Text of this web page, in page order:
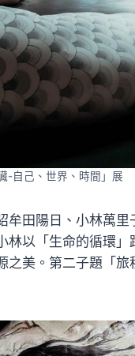
-自己、世界、時間」展
牟田陽日、小林萬里
以「生命的循環」
美。第二子題「旅